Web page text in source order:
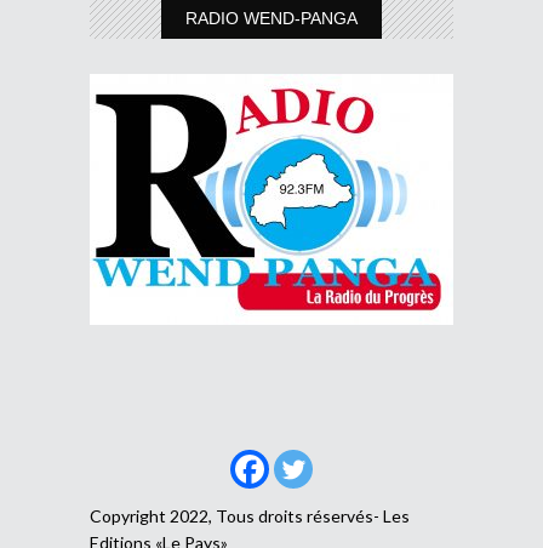
RADIO WEND-PANGA
Copyright 2022, Tous droits réservés- Les
Editions «Le Pays»